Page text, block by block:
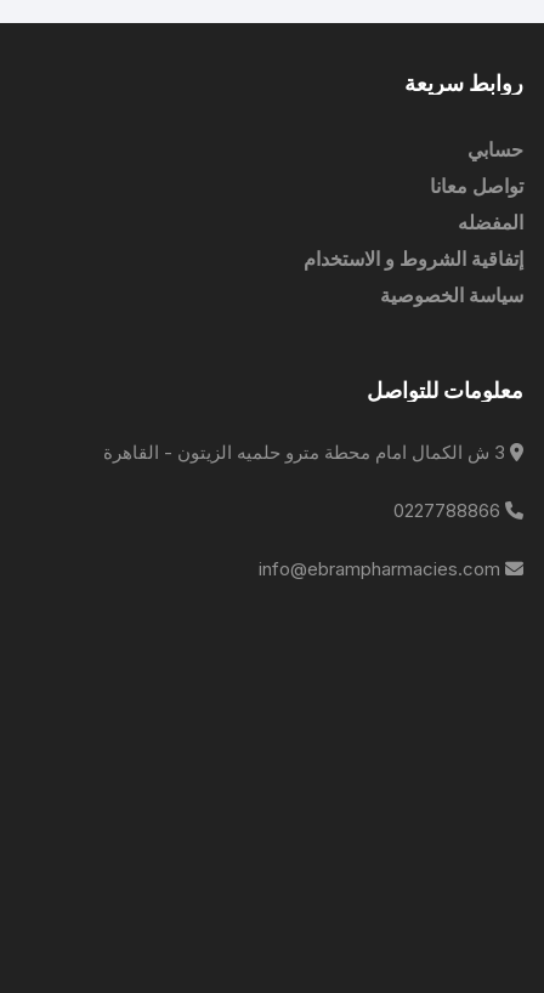
روابط سريعة
حسابي
تواصل معانا
المفضله
إتفاقية الشروط و الاستخدام
سياسة الخصوصية
معلومات للتواصل